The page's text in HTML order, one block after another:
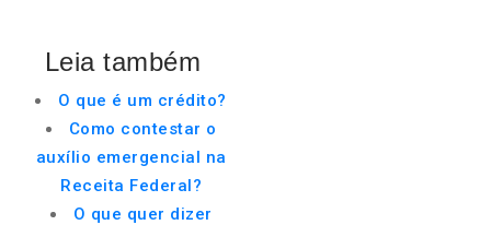
Leia também
O que é um crédito?
Como contestar o
auxílio emergencial na
Receita Federal?
O que quer dizer